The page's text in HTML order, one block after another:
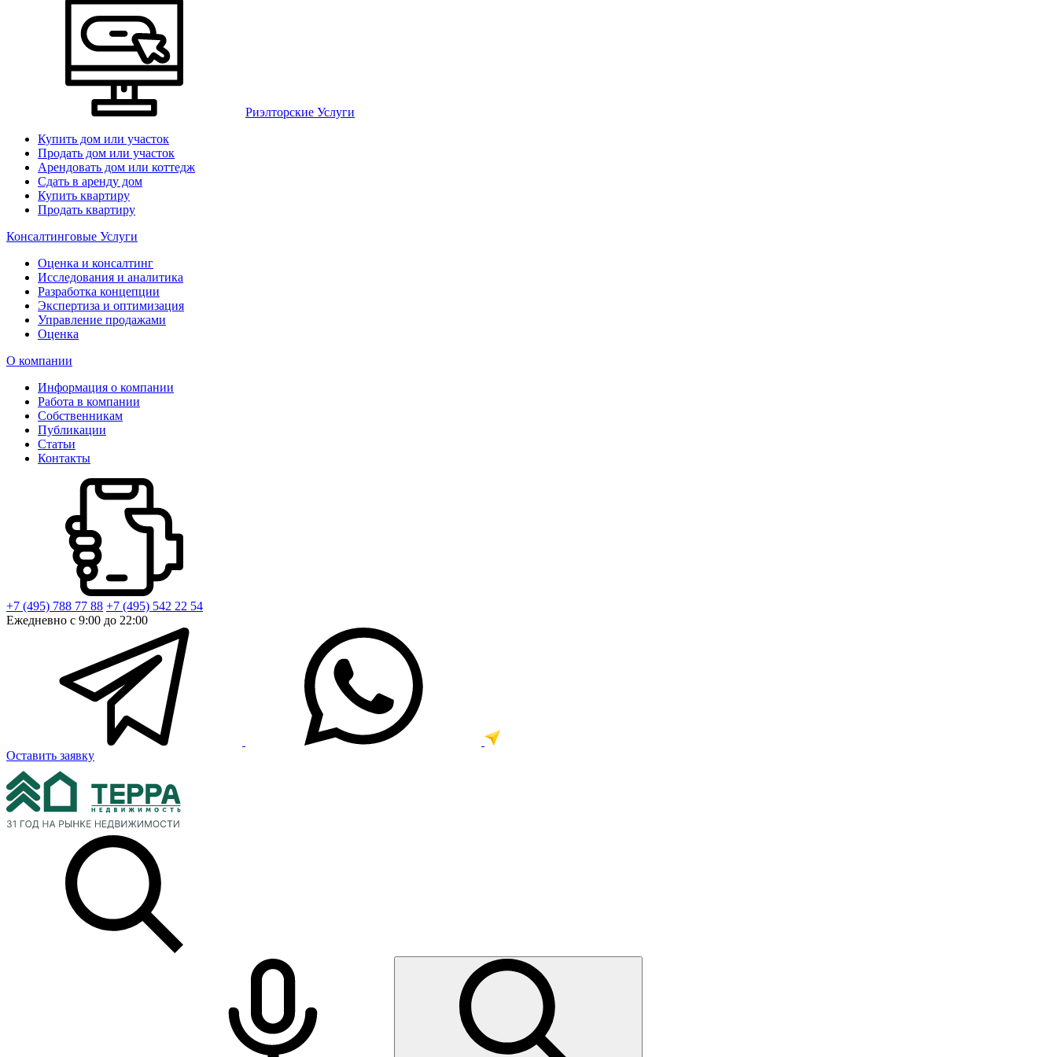
Риэлторские Услуги
Купить дом или участок
Продать дом или участок
Арендовать дом или коттедж
Сдать в аренду дом
Купить квартиру
Продать квартиру
Консалтинговые Услуги
Оценка и консалтинг
Исследования и аналитика
Разработка концепции
Экспертиза и оптимизация
Управление продажами
Оценка
О компании
Информация о компании
Работа в компании
Собственникам
Публикации
Статьи
Контакты
+7 (495) 788 77 88 +7 (495) 542 22 54
Ежедневно с 9:00 до 22:00
Оставить заявку